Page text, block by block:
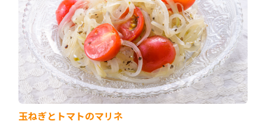
玉ねぎとトマトのマリネ